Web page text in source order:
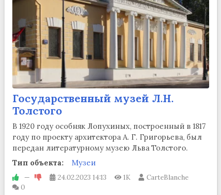
Государственный музей Л.Н.
Толстого
В 1920 году особняк Лопухиных, построенный в 1817
году по проекту архитектора А. Г. Григорьева, был
передан литературному музею Льва Толстого.
Тип объекта:
Музеи
— 24.02.2023 14:13 1K
CarteBlanche
0